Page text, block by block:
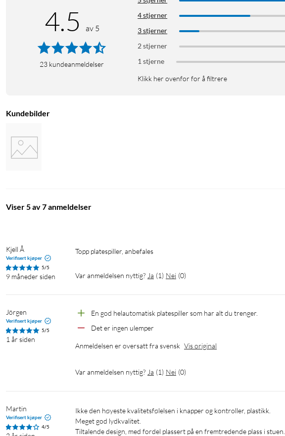
4.5 av 5
23 kundeanmeldelser
4 stjerner
3 stjerner
2 stjerner
1 stjerne
Klikk her ovenfor for å filtrere
Kundebilder
Viser 5 av 7 anmeldelser
Kjell Å
Verifisert kjøper
5/5
9 måneder siden
Topp platespiller, anbefales
Var anmeldelsen nyttig? Ja (1) Nei (0)
Jörgen
Verifisert kjøper
5/5
1 år siden
En god helautomatisk platespiller som har alt du trenger.
Det er ingen ulemper
Anmeldelsen er oversatt fra svensk Vis original
Var anmeldelsen nyttig? Ja (1) Nei (0)
Martin
Verifisert kjøper
4/5
Ikke den høyeste kvalitetsfølelsen i knapper og kontroller, plastikk.
Meget god lydkvalitet.
Tiltalende design, med fordel plassert på en fremtredende plass i stuen.